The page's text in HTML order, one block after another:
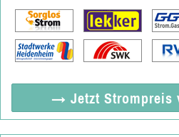
→ Jetzt Strompreis